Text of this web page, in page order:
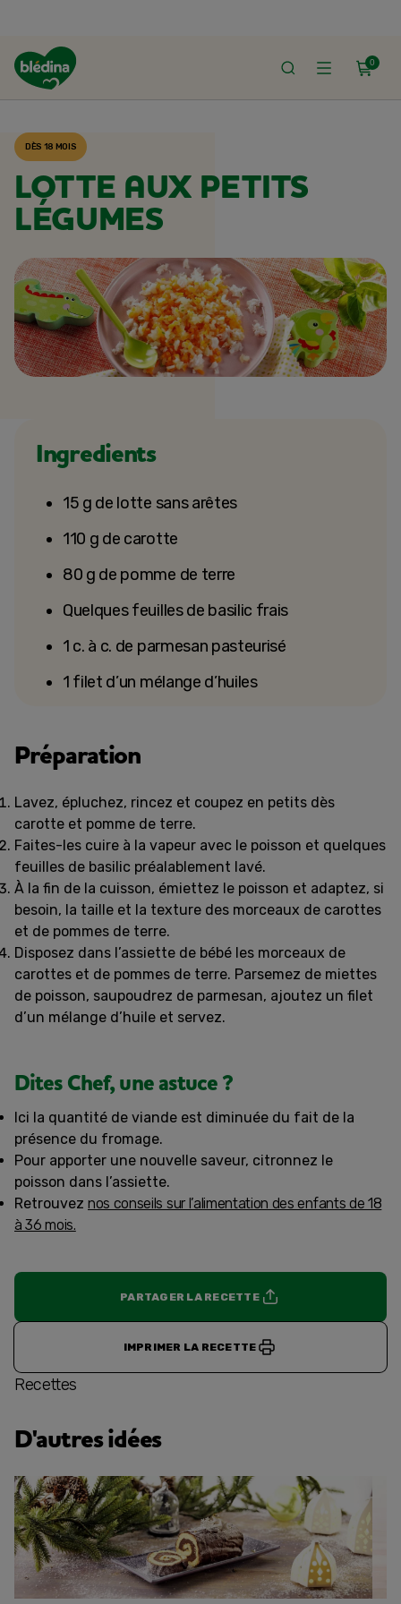
0
ACCUEIL
DÈS 18 MOIS
LOTTE AUX PETITS
LÉGUMES
Ingredients
15 g de lotte sans arêtes
110 g de carotte
80 g de pomme de terre
Quelques feuilles de basilic frais
1 c. à c. de parmesan pasteurisé
1 filet d’un mélange d’huiles
Préparation
Lavez, épluchez, rincez et coupez en petits dès
carotte et pomme de terre.
Faites-les cuire à la vapeur avec le poisson et quelques
feuilles de basilic préalablement lavé.
À la fin de la cuisson, émiettez le poisson et adaptez, si
besoin, la taille et la texture des morceaux de carottes
et de pommes de terre.
Disposez dans l’assiette de bébé les morceaux de
carottes et de pommes de terre. Parsemez de miettes
de poisson, saupoudrez de parmesan, ajoutez un filet
d’un mélange d’huile et servez.
Dites Chef, une astuce ?
Ici la quantité de viande est diminuée du fait de la
présence du fromage.
Pour apporter une nouvelle saveur, citronnez le
poisson dans l’assiette.
Retrouvez nos conseils sur l’alimentation des enfants de 18
à 36 mois.
PARTAGER LA RECETTE
IMPRIMER LA RECETTE
Recettes
D'autres idées